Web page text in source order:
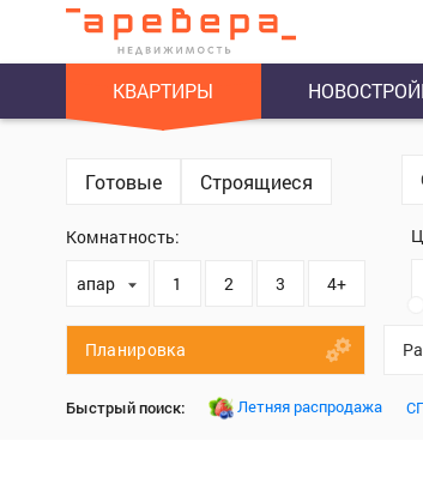
КВАРТИРЫ
Готовые Строящиеся
Комнатность:
апартаменты1 2 3 4+
Планировка
Быстрый поиск: Летняя распродажа